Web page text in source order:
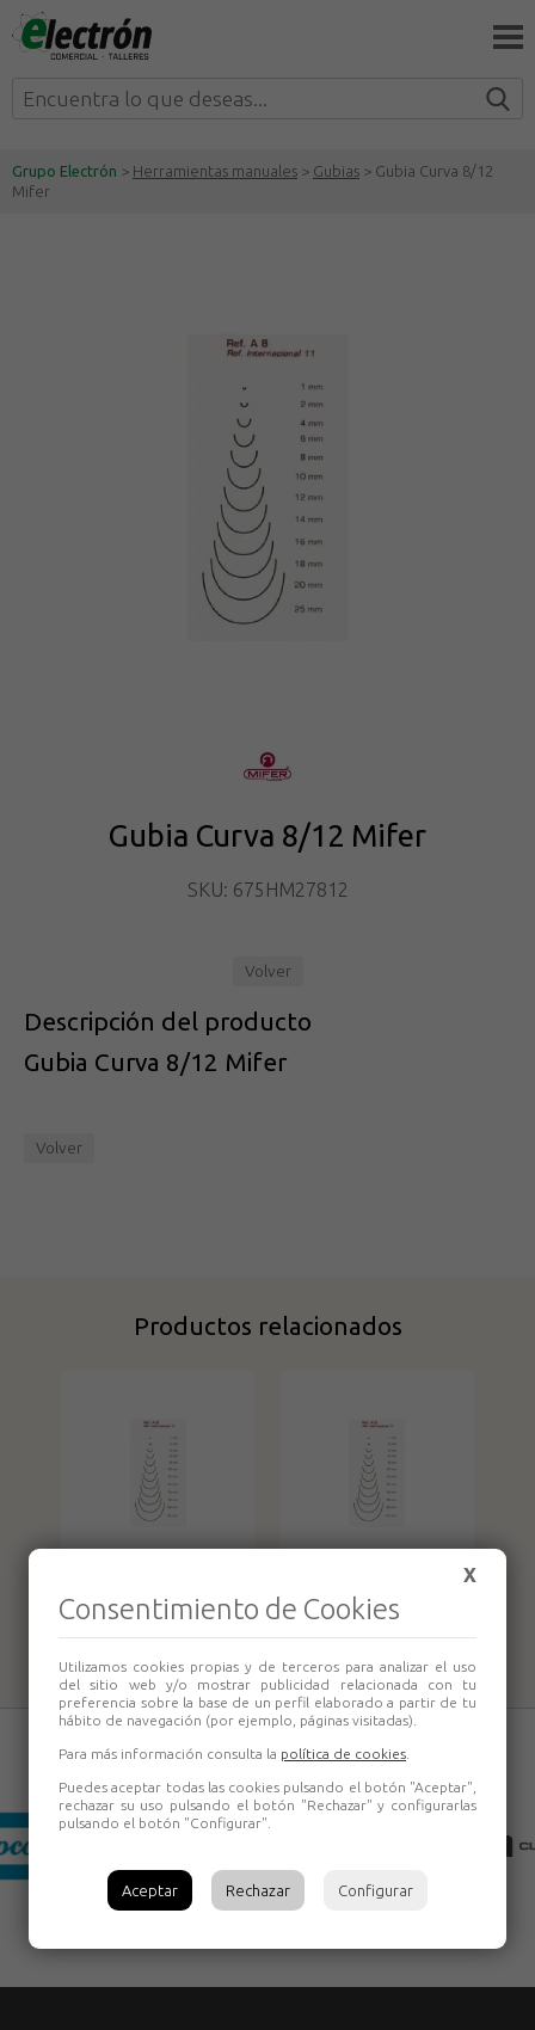
Grupo Electrón > Herramientas manuales > Gubias > Gubia Curva 8/12
Mifer
Gubia Curva 8/12 Mifer
SKU: 675HM27812
Volver
Descripción del producto
Gubia Curva 8/12 Mifer
Volver
Productos relacionados
Mifer
Mifer
X
Consentimiento de Cookies
Utilizamos cookies propias y de terceros para analizar el uso
del sitio web y/o mostrar publicidad relacionada con tu
preferencia sobre la base de un perfil elaborado a partir de tu
hábito de navegación (por ejemplo, páginas visitadas).
Para más información consulta la política de cookies
Puedes aceptar todas las cookies pulsando el botón "Aceptar",
rechazar su uso pulsando el botón "Rechazar" y configurarlas
pulsando el botón "Configurar".
Aceptar Rechazar Configurar